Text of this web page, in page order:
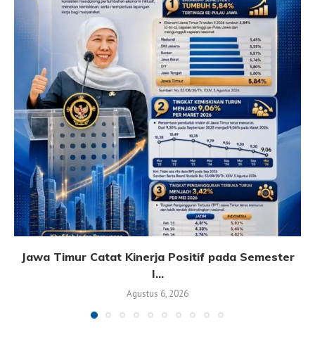
Jawa Timur Catat Kinerja Positif pada Semester
I...
Agustus 6, 2026